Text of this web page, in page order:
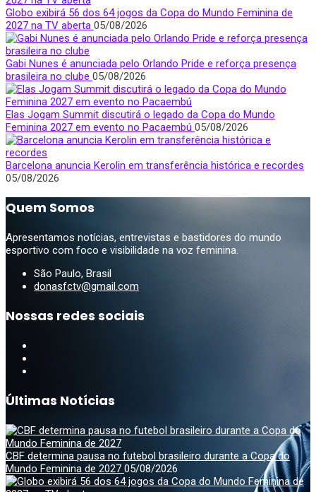
Globo exibirá 56 dos 64 jogos da Copa do Mundo Feminina de
2027 na TV aberta 05/08/2026
Gabi Nunes é anunciada pelo Orlando Pride e reforça presença
brasileira no clube 05/08/2026
Elas Jogam Summit discutirá o legado da Copa do Mundo
Feminina 2027 em evento no Pacaembú 05/08/2026
Barcelona anuncia Kerolin em transferência histórica e recordes
05/08/2026
Quem Somos
Apresentamos notícias, entrevistas e bastidores do mundo
esportivo com foco e visibilidade na voz feminina.
São Paulo, Brasil
donasfctv@gmail.com
Nossas redes sociais
Últimas Notícias
CBF determina pausa no futebol brasileiro durante a Copa do
Mundo Feminina de 2027 05/08/2026